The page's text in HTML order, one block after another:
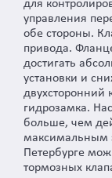
для
управления
обе стороны.
привода.
достигать
установки и
двухсторонний
гидрозамка.
больше, чем
максимальным
Петербурге
тормозных